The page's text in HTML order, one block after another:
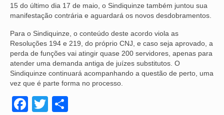
RIBEIRÃO PRETO
SÃO JOSÉ DOS CAMPOS
SÃO JOSÉ DO RIO PRETO
SOROCABA
BOLETIM
15 do último dia 17 de maio, o Sindiquinze também juntou sua
manifestação contrária e aguardará os novos desdobramentos.
Para o Sindiquinze, o conteúdo deste acordo viola as
Resoluções 194 e 219, do próprio CNJ, e caso seja aprovado, a
perda de funções vai atingir quase 200 servidores, apenas para
atender uma demanda antiga de juízes substitutos. O
Sindiquinze continuará acompanhando a questão de perto, uma
vez que é parte forma no processo.
Facebook
Twitter